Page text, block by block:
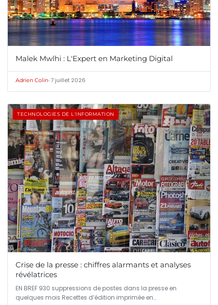
Malek Mwlhi : L'Expert en Marketing Digital
Adrien Colin•7 juillet 2026
TECHNOLOGIES DE L'INFORMATION
Crise de la presse : chiffres alarmants et analyses
révélatrices
EN BREF 930 suppressions de postes dans la presse en
quelques mois Recettes d’édition imprimée en…